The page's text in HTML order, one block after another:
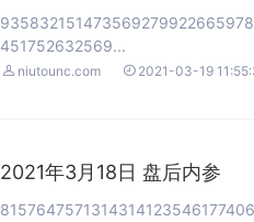
451752632569...
 niutounc.com  2021-03-19
2021年3月18日 盘后内参